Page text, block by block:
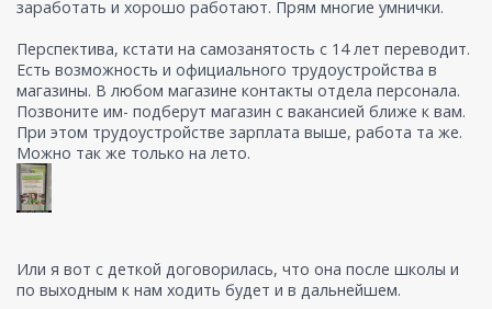
заработать и хорошо работают. Прям многие умнички.
Перспектива, кстати на самозанятость с 14 лет переводит.
Есть возможность и официального трудоустройства в
магазины. В любом магазине контакты отдела персонала.
Позвоните им- подберут магазин с вакансией ближе к вам.
При этом трудоустройстве зарплата выше, работа та же.
Можно так же только на лето.
Или я вот с деткой договорилась, что она после школы и
по выходным к нам ходить будет и в дальнейшем.